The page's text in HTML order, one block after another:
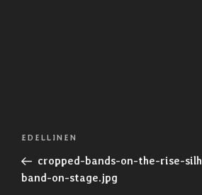
Artikkelien
Edellinen
artikkeli
EDELLINEN
cropped-bands-on-the-rise-
band-on-stage.jpg